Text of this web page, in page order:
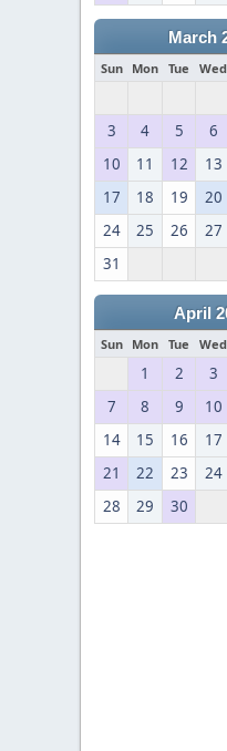
March
Sun Mon Tue Wed
3
4 5 6
10
11 12 13
17
18 19 20
24
25 26 27
31
April
Sun Mon Tue Wed
1 2 3
7
8 9 10
14
15 16 17
21
22 23 24
28
29 30